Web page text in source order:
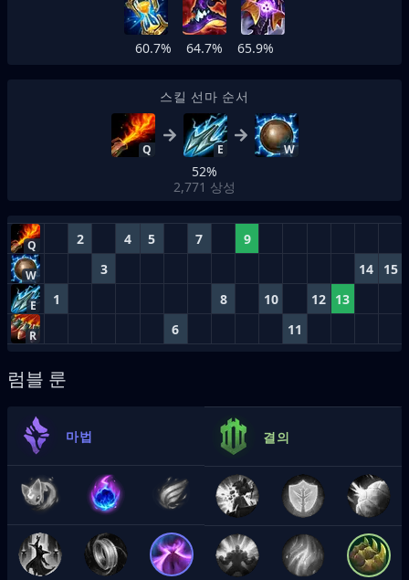
60.7% 64.7% 65.9%
스킬 선마 순서
Q E W
52%
2,771 상성
Q 2 4 5 7 9
W 3 14 15
E 1 8 10 12 13
R 6 11
럼블 룬
마법 결의